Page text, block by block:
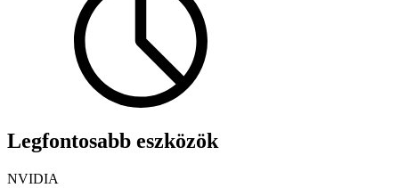
Legfontosabb eszközök
NVIDIA